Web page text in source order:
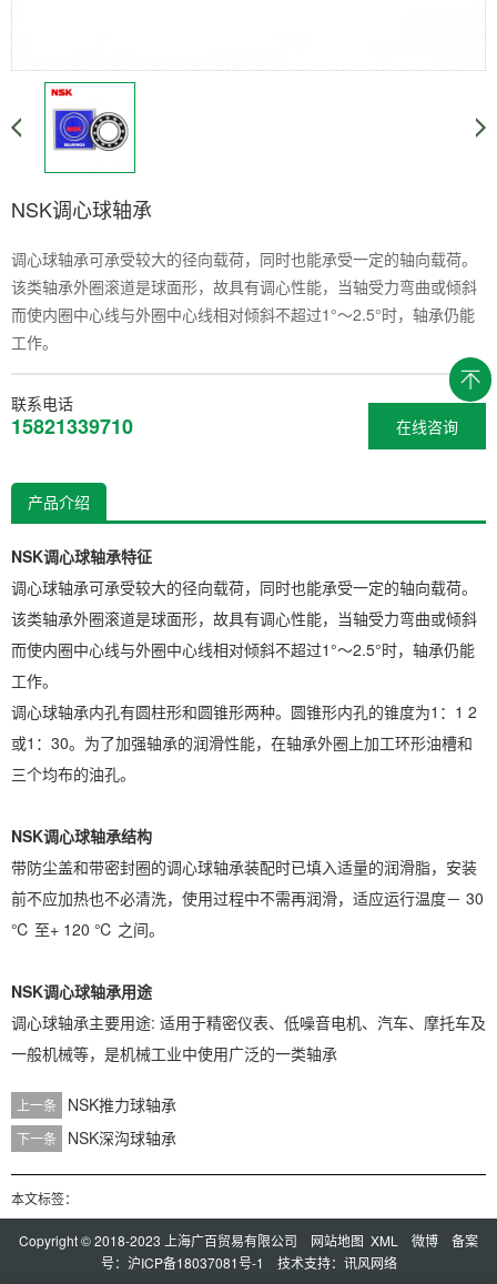
NSK调心球轴承
调心球轴承可承受较大的径向载荷，同时也能承受一定的轴向载荷。
该类轴承外圈滚道是球面形，故具有调心性能，当轴受力弯曲或倾斜
而使内圈中心线与外圈中心线相对倾斜不超过1°～2.5°时，轴承仍能
工作。
在线咨询
联系电话
15821339710
产品介绍
NSK调心球轴承特征
调心球轴承可承受较大的径向载荷，同时也能承受一定的轴向载荷。
该类轴承外圈滚道是球面形，故具有调心性能，当轴受力弯曲或倾斜
而使内圈中心线与外圈中心线相对倾斜不超过1°～2.5°时，轴承仍能
工作。
调心球轴承内孔有圆柱形和圆锥形两种。圆锥形内孔的锥度为1：1 2
或1：30。为了加强轴承的润滑性能，在轴承外圈上加工环形油槽和
三个均布的油孔。
NSK调心球轴承结构
带防尘盖和带密封圈的调心球轴承装配时已填入适量的润滑脂，安装
前不应加热也不必清洗，使用过程中不需再润滑，适应运行温度－ 30
℃ 至+ 120 ℃ 之间。
NSK调心球轴承用途
调心球轴承主要用途: 适用于精密仪表、低噪音电机、汽车、摩托车及
一般机械等，是机械工业中使用广泛的一类轴承
上一条 NSK推力球轴承
下一条 NSK深沟球轴承
本文标签：
Copyright © 2018-2023 上海广百贸易有限公司 网站地图 XML 微博 备案
号： 沪ICP备18037081号-1 技术支持： 讯风网络